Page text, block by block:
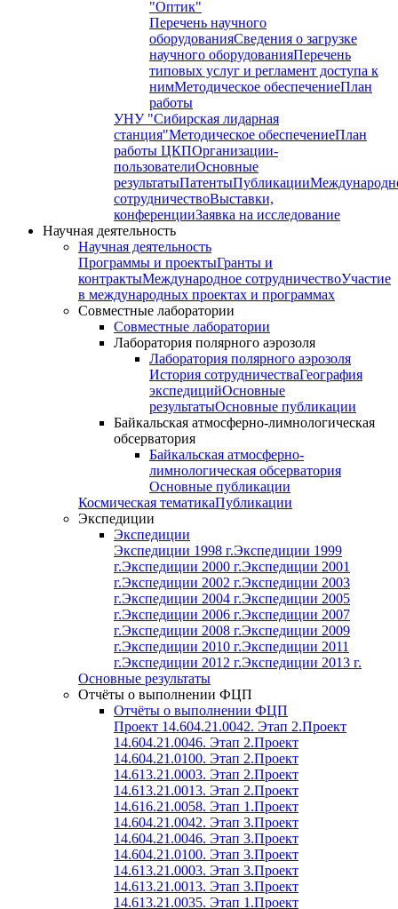
"Оптик"
Перечень научного
оборудованияСведения о загрузке
научного оборудованияПеречень
типовых услуг и регламент доступа к
нимМетодическое обеспечениеПлан
работы
УНУ "Сибирская лидарная
станция"Методическое обеспечениеПлан
работы ЦКПОрганизации-
пользователиОсновные
результатыПатентыПубликации
сотрудничествоВыставки,
конференцииЗаявка на исследование
Научная деятельность
Научная деятельность
Программы и проектыГранты и
контрактыМеждународное сотрудничествоУчастие
в международных проектах и программах
Совместные лаборатории
Совместные лаборатории
Лаборатория полярного аэрозоля
Лаборатория полярного аэрозоля
История сотрудничестваГеография
экспедицийОсновные
результатыОсновные публикации
Байкальская атмосферно-лимнологическая
обсерватория
Байкальская атмосферно-
лимнологическая обсерватория
Основные публикации
Космическая тематикаПубликации
Экспедиции
Экспедиции
Экспедиции 1998 г.Экспедиции 1999
г.Экспедиции 2000 г.Экспедиции 2001
г.Экспедиции 2002 г.Экспедиции 2003
г.Экспедиции 2004 г.Экспедиции 2005
г.Экспедиции 2006 г.Экспедиции 2007
г.Экспедиции 2008 г.Экспедиции 2009
г.Экспедиции 2010 г.Экспедиции 2011
г.Экспедиции 2012 г.Экспедиции 2013 г.
Основные результаты
Отчёты о выполнении ФЦП
Отчёты о выполнении ФЦП
Проект 14.604.21.0042. Этап 2.Проект
14.604.21.0046. Этап 2.Проект
14.604.21.0100. Этап 2.Проект
14.613.21.0003. Этап 2.Проект
14.613.21.0013. Этап 2.Проект
14.616.21.0058. Этап 1.Проект
14.604.21.0042. Этап 3.Проект
14.604.21.0046. Этап 3.Проект
14.604.21.0100. Этап 3.Проект
14.613.21.0003. Этап 3.Проект
14.613.21.0013. Этап 3.Проект
14.613.21.0035. Этап 1.Проект